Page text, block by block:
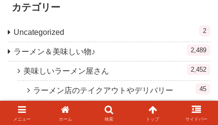
カテゴリー
Uncategorized 2
ラーメン＆美味しい物♪ 2,489
美味しいラーメン屋さん 2,452
ラーメン店のテイクアウトやデリバリー 45
催事のラーメン 144
メニュー ホーム 検索 トップ サイドバー